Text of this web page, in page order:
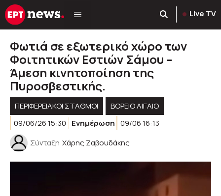
Μετάβαση
σε
Live TV
Φωτιά σε εξωτερικό χώρο των
Φοιτητικών Εστιών Σάμου –
Άμεση κινητοποίηση της
Πυροσβεστικής.
ΠΕΡΙΦΕΡΕΙΑΚΟΊ ΣΤΑΘΜΟΊ
ΒΟΡΕΙΟ ΑΙΓΑΙΟ
09/06/26 15:30
Ενημέρωση 09/06 16:13
Σύνταξη Χάρης Ζαβουδάκης